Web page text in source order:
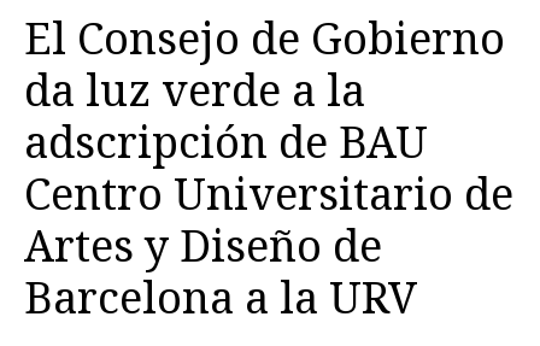
DOCENCIA
INSTITUCIÓN
VIDA EN EL CAMPUS
COMUNIDAD URV
REPORTAJES
Ámbitos universitarios
El Consejo de Gobierno
da luz verde a la
adscripción de BAU
Centro Universitario de
Artes y Diseño de
Barcelona a la URV